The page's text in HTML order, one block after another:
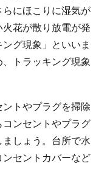
にほこりに湿気が
花が散り放電が発
グ現象」といいま
トラッキング現象
ントやプラグを掃除
ンセントやプラグ
しょう。台所で水
セントカバーなど